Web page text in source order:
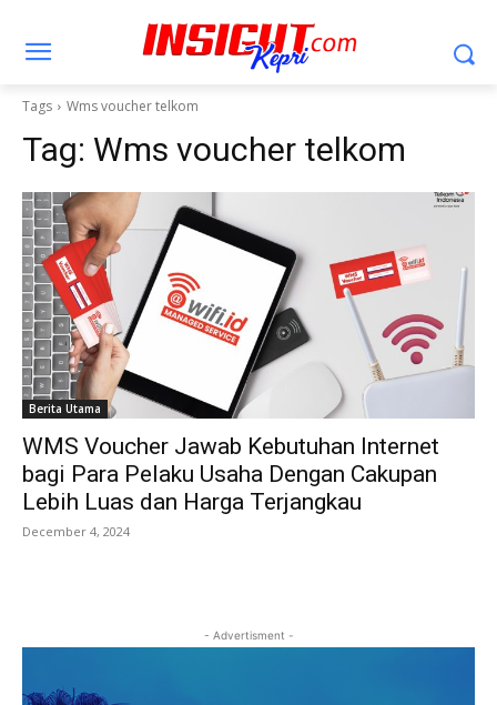
Tags Wms voucher telkom
Tag: Wms voucher telkom
Berita Utama
WMS Voucher Jawab Kebutuhan Internet
bagi Para Pelaku Usaha Dengan Cakupan
Lebih Luas dan Harga Terjangkau
December 4, 2024
- Advertisment -